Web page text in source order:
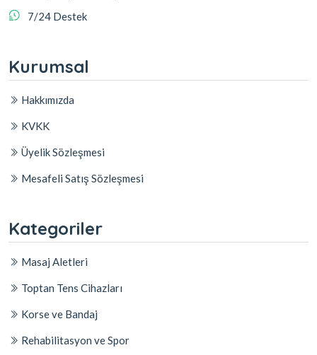
7/24 Destek
Kurumsal
Hakkımızda
KVKK
Üyelik Sözleşmesi
Mesafeli Satış Sözleşmesi
Kategoriler
Masaj Aletleri
Toptan Tens Cihazları
Korse ve Bandaj
Rehabilitasyon ve Spor